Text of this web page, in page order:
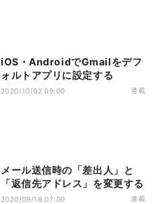
iOS・AndroidでGmailをデフ
ォルトアプリに設定する
2020/10/02 09:00 連載
メール送信時の「差出人」と
「返信先アドレス」を変更する
2020/09/18 07:00 連載